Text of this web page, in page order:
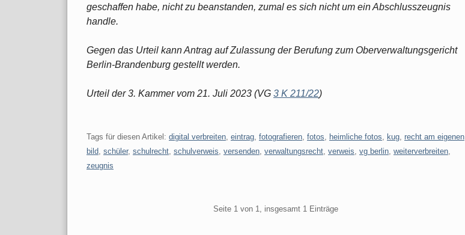
geschaffen habe, nicht zu beanstanden, zumal es sich nicht um ein Abschlusszeugnis
handle.
Gegen das Urteil kann Antrag auf Zulassung der Berufung zum Oberverwaltungsgericht
Berlin-Brandenburg gestellt werden.
Urteil der 3. Kammer vom 21. Juli 2023 (VG 3 K 211/22)
Tags für diesen Artikel: digital verbreiten eintrag fotografieren fotos heimliche fotos kug recht am eigenen
bild schüler, schulrecht schulverweis versenden verwaltungsrecht verweis vg berlin weiterverbreiten
zeugnis
Seite 1 von 1, insgesamt 1 Einträge